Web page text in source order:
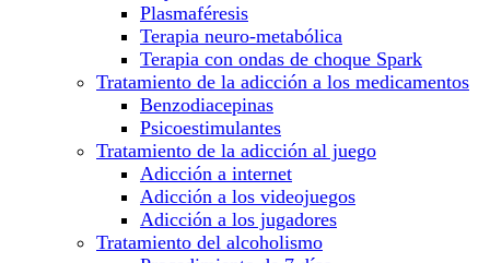
Plasmaféresis
Terapia neuro-metabólica
Terapia con ondas de choque Spark
Tratamiento de la adicción a los medicamentos
Benzodiacepinas
Psicoestimulantes
Tratamiento de la adicción al juego
Adicción a internet
Adicción a los videojuegos
Adicción a los jugadores
Tratamiento del alcoholismo